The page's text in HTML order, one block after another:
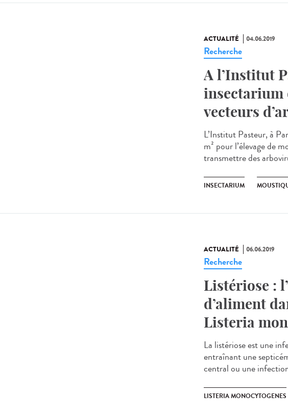
ACTUALITÉ 04.06.2019
Recherche
A l’Institut
insectarium
vecteurs
L’Institut Pasteur, à
m² pour l’élevage de
transmettre des
INSECTARIUM
ACTUALITÉ 06.06.2019
Recherche
Listériose :
d’aliment
Listeria
La listériose est une
entraînant une
central ou une
LISTERIA MONOCYTOGENES